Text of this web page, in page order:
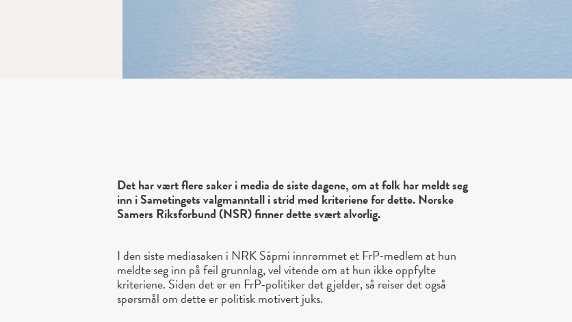
Det har vært flere saker i media de siste dagene, om at folk har meldt seg
inn i Sametingets valgmanntall i strid med kriteriene for dette. Norske
Samers Riksforbund (NSR) finner dette svært alvorlig.
I den siste mediasaken i NRK Sápmi innrømmet et FrP-medlem at hun
meldte seg inn på feil grunnlag, vel vitende om at hun ikke oppfylte
kriteriene. Siden det er en FrP-politiker det gjelder, så reiser det også
spørsmål om dette er politisk motivert juks.